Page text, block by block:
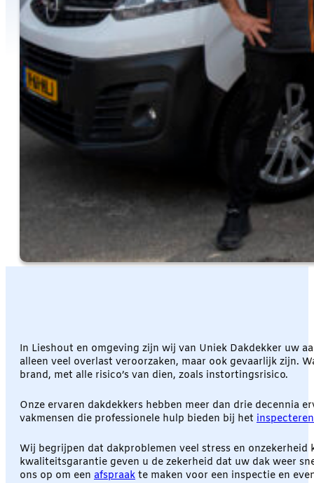
In Lieshout en omgeving zijn wij van Uniek Dakdekker uw
alleen veel overlast veroorzaken, maar ook gevaarlijk zijn.
brand, met alle risico’s van dien, zoals instortingsrisico.
Onze ervaren dakdekkers hebben meer dan drie decennia
vakmensen die professionele hulp bieden bij het inspecteren
Wij begrijpen dat dakproblemen veel stress en
kwaliteitsgarantie geven u de zekerheid dat uw dak weer
ons op om een afspraak te maken voor een inspectie en